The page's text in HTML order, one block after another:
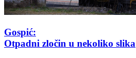
Gospić:
Otpadni zločin u nekoliko slika